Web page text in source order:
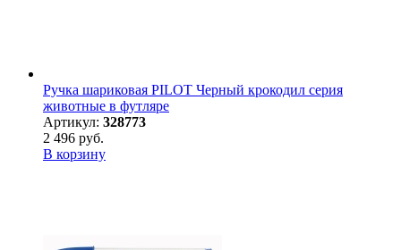
Ручка шариковая PILOT Черный крокодил серия
животные в футляре
Артикул: 328773
2 496 руб.
В корзину